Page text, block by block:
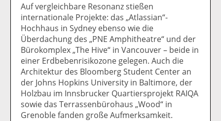
Auf vergleichbare Resonanz stießen
internationale Projekte: das „Atlassian“-
Hochhaus in Sydney ebenso wie die
Überdachung des „PNE Amphitheatre“ und der
Bürokomplex „The Hive“ in Vancouver – beide in
einer Erdbebenrisikozone gelegen. Auch die
Architektur des Bloomberg Student Center an
der Johns Hopkins University in Baltimore, der
Holzbau im Innsbrucker Quartiersprojekt RAIQA
sowie das Terrassenbürohaus „Wood“ in
Grenoble fanden große Aufmerksamkeit.